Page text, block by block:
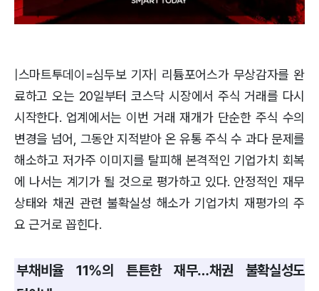
|스마트투데이=심두보 기자| 리튬포어스가 무상감자를 완
료하고 오는 20일부터 코스닥 시장에서 주식 거래를 다시
시작한다. 업계에서는 이번 거래 재개가 단순한 주식 수의
변경을 넘어, 그동안 지적받아 온 유통 주식 수 과다 문제를
해소하고 저가주 이미지를 탈피해 본격적인 기업가치 회복
에 나서는 계기가 될 것으로 평가하고 있다. 안정적인 재무
상태와 채권 관련 불확실성 해소가 기업가치 재평가의 주
요 근거로 꼽힌다.
부채비율 11%의 튼튼한 재무…채권 불확실성도